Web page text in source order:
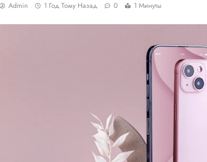
Admin 1 Год Тому Назад 0 1 Минуты